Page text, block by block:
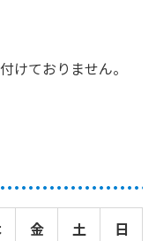
けておりません。
金
土
日